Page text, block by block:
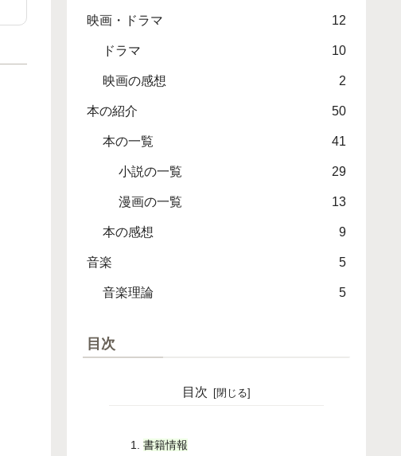
映画・ドラマ 12
ドラマ 10
映画の感想 2
本の紹介 50
本の一覧 41
小説の一覧 29
漫画の一覧 13
本の感想 9
音楽 5
音楽理論 5
目次
目次
書籍情報